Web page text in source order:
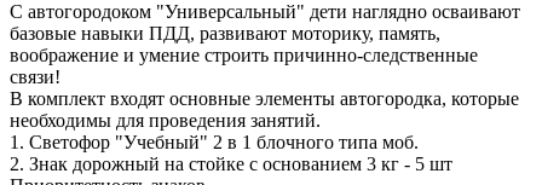
С автогородоком "Универсальный" дети наглядно осваивают
базовые навыки ПДД, развивают моторику, память,
воображение и умение строить причинно-следственные
связи!
В комплект входят основные элементы автогородка, которые
необходимы для проведения занятий.
1. Светофор "Учебный" 2 в 1 блочного типа моб.
2. Знак дорожный на стойке с основанием 3 кг - 5 шт